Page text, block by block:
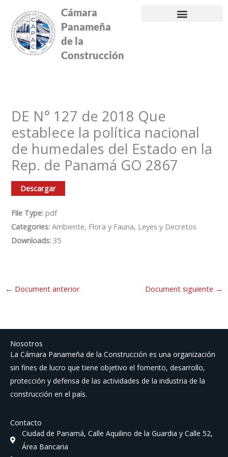
contenido
Cámara
Panameña
de la
Construcción
DE N° 127 de 2018 Que
establece la política nacional
de humedales del Estado en la
Rep. de Panamá GO 2867
Descargar
File Type:pdf
Categories:Ambiente, Flora y Fauna, Leyes y Decretos
Downloads:35
← Document anterior Document siguiente →
Nosotros
La Cámara Panameña de la Construcción es una organización
sin fines de lucro que tiene objetivo el fomento, desarrollo,
protección y defensa de las actividades de la industria de la
construcción en el país.
Contacto
Ciudad de Panamá, Calle Aquilino de la Guardia y Calle 52,
Área Bancaria